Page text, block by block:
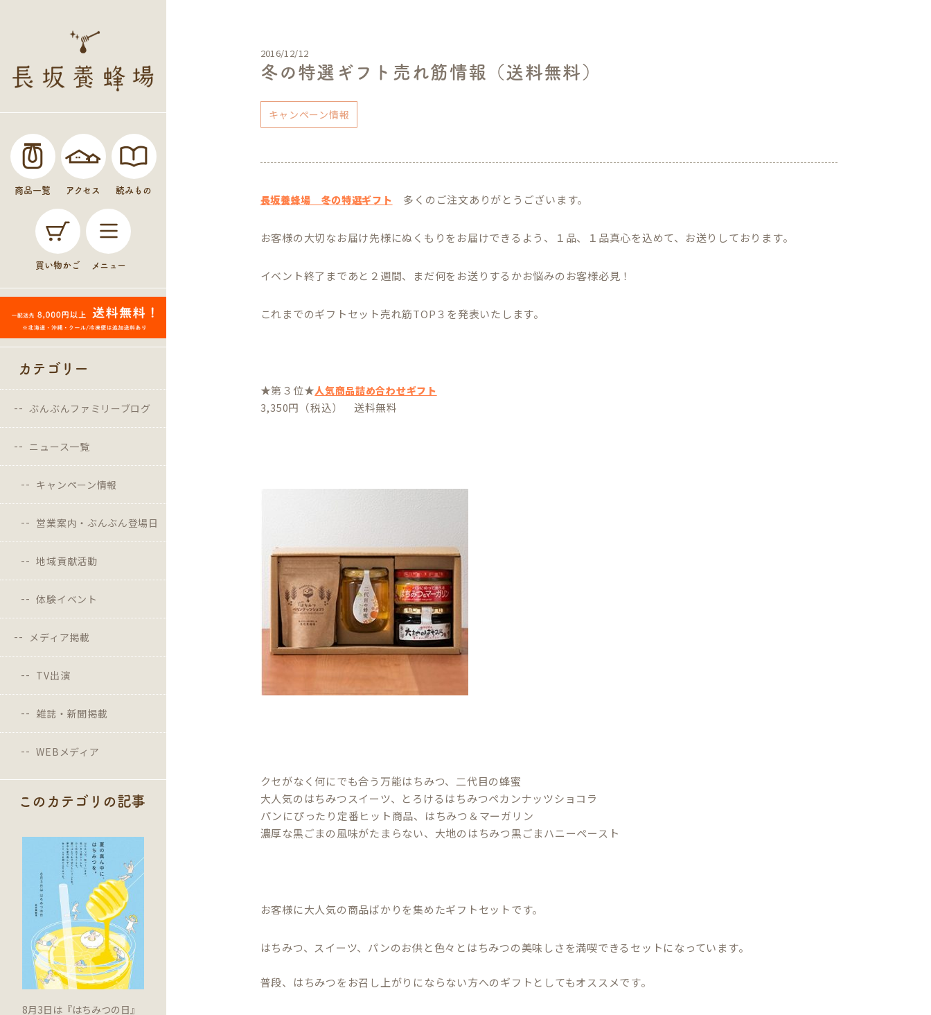
商品一覧 アクセス 読みもの
買い物かご メニュー
カテゴリー
ぶんぶんファミリーブログ
ニュース一覧
キャンペーン情報
営業案内・ぶんぶん登場日
地域貢献活動
体験イベント
メディア掲載
TV出演
雑誌・新聞掲載
WEBメディア
このカテゴリの記事
8月3日は『はちみつの日』
2016/12/12
冬の特選ギフト売れ筋情報（送料無料）
キャンペーン情報
長坂養蜂場 冬の特選ギフト 多くのご注文ありがとうございます。
お客様の大切なお届け先様にぬくもりをお届けできるよう、１品、１品真心を込めて、お送りしております。
イベント終了まであと２週間、まだ何をお送りするかお悩みのお客様必見！
これまでのギフトセット売れ筋TOP３を発表いたします。
★第３位★人気商品詰め合わせギフト
3,350円（税込） 送料無料
クセがなく何にでも合う万能はちみつ、二代目の蜂蜜
大人気のはちみつスイーツ、とろけるはちみつペカンナッツショコラ
パンにぴったり定番ヒット商品、はちみつ＆マーガリン
濃厚な黒ごまの風味がたまらない、大地のはちみつ黒ごまハニーペースト
お客様に大人気の商品ばかりを集めたギフトセットです。
はちみつ、スイーツ、パンのお供と色々とはちみつの美味しさを満喫できるセットになっています。
普段、はちみつをお召し上がりにならない方へのギフトとしてもオススメです。